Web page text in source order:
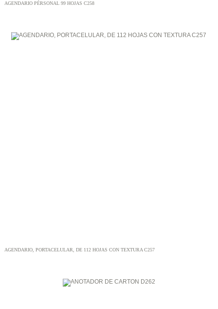
AGENDARIO PÉRSONAL 99 HOJAS C258
AGENDARIO, PORTACELULAR, DE 112 HOJAS CON TEXTURA C257